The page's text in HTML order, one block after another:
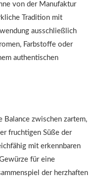
von der Manufaktur
Tradition mit
ausschließlich
Farbstoffe oder
authentischen
Balance zwischen zartem,
fruchtigen Süße der
mit erkennbaren
für eine
der herzhaften